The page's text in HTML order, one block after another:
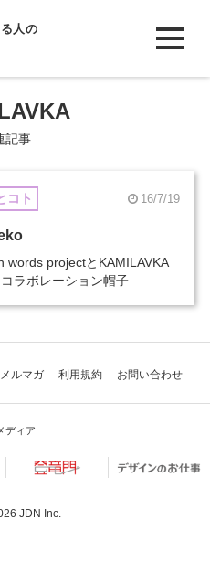
人の
記事
コト 16/7/19
words projectとKAMILAVKA
ラボレーション帽子
メルマガ 利用規約 お問い合わせ
ディア
JDN Inc.